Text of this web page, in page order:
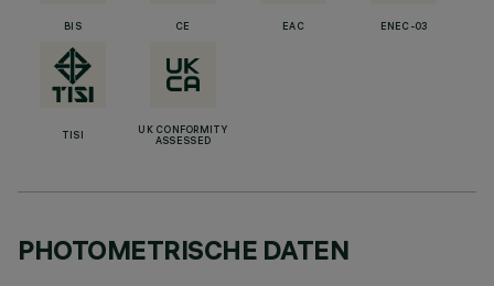
BIS CE EAC ENEC-03
TISI
UK CONFORMITY
ASSESSED
PHOTOMETRISCHE DATEN